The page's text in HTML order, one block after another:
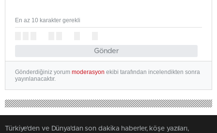
Gönder
En az 10 karakter gerekli
Gönderdiğiniz yorum moderasyon ekibi tarafından incelendikten sonra
yayınlanacaktır.
Türkiye'den ve Dünya’dan son dakika haberler, köşe yazıları,